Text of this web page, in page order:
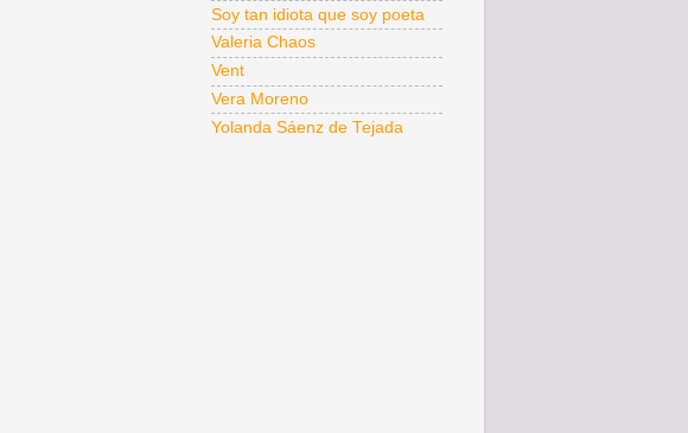
Soy tan idiota que soy poeta
Valeria Chaos
Vent
Vera Moreno
Yolanda Sáenz de Tejada